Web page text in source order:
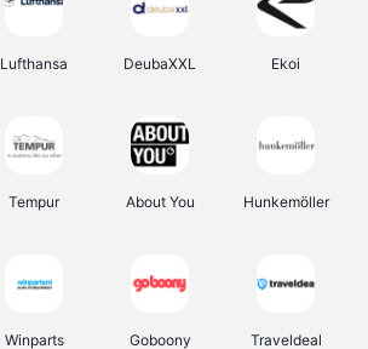
Lufthansa DeubaXXL Ekoi
Tempur About You Hunkemöller
Winparts Goboony Traveldeal